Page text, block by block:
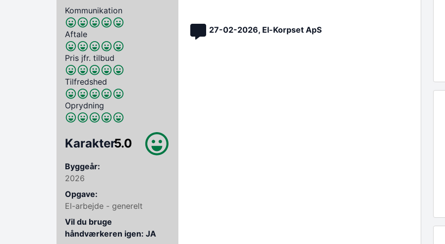
Kommunikation
Aftale
Pris jfr. tilbud
Tilfredshed
Oprydning
Karakter5.0
Byggeår:
2026
Opgave:
El-arbejde - generelt
Vil du bruge
håndværkeren igen: JA
27-02-2026, El-Korpset ApS